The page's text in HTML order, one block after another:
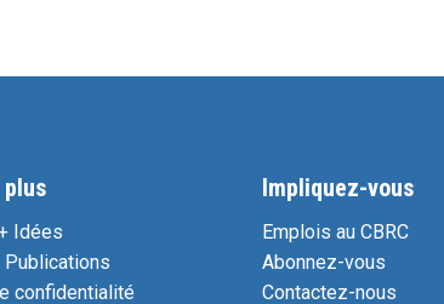
plus
Idées
Publications
confidentialité
Impliquez-vous
Emplois au CBRC
Abonnez-vous
Contactez-nous